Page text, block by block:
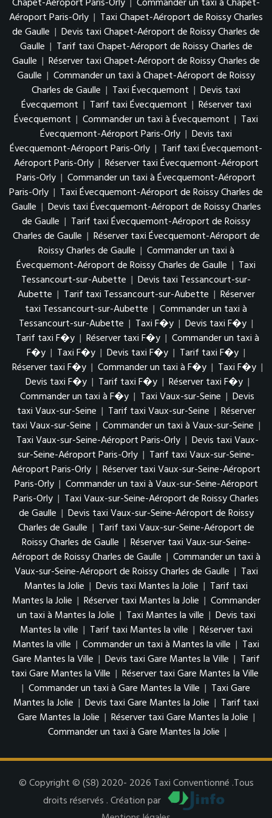
Aéroport Paris-Orly | Taxi Chapet-Aéroport de Roissy Charles
de Gaulle | Devis taxi Chapet-Aéroport de Roissy Charles de
Gaulle | Tarif taxi Chapet-Aéroport de Roissy Charles de
Gaulle | Réserver taxi Chapet-Aéroport de Roissy Charles de
Gaulle | Commander un taxi à Chapet-Aéroport de Roissy
Charles de Gaulle | Taxi Évecquemont | Devis taxi
Évecquemont | Tarif taxi Évecquemont | Réserver taxi
Évecquemont | Commander un taxi à Évecquemont | Taxi
Évecquemont-Aéroport Paris-Orly | Devis taxi
Évecquemont-Aéroport Paris-Orly | Tarif taxi Évecquemont-
Aéroport Paris-Orly | Réserver taxi Évecquemont-Aéroport
Paris-Orly | Commander un taxi à Évecquemont-Aéroport
Paris-Orly | Taxi Évecquemont-Aéroport de Roissy Charles de
Gaulle | Devis taxi Évecquemont-Aéroport de Roissy Charles
de Gaulle | Tarif taxi Évecquemont-Aéroport de Roissy
Charles de Gaulle | Réserver taxi Évecquemont-Aéroport de
Roissy Charles de Gaulle | Commander un taxi à
Évecquemont-Aéroport de Roissy Charles de Gaulle | Taxi
Tessancourt-sur-Aubette | Devis taxi Tessancourt-sur-
Aubette | Tarif taxi Tessancourt-sur-Aubette | Réserver
taxi Tessancourt-sur-Aubette | Commander un taxi à
Tessancourt-sur-Aubette | Taxi F�y | Devis taxi F�y |
Tarif taxi F�y | Réserver taxi F�y | Commander un taxi à
F�y | Taxi F�y | Devis taxi F�y | Tarif taxi F�y |
Réserver taxi F�y | Commander un taxi à F�y | Taxi F�y |
Devis taxi F�y | Tarif taxi F�y | Réserver taxi F�y |
Commander un taxi à F�y | Taxi Vaux-sur-Seine | Devis
taxi Vaux-sur-Seine | Tarif taxi Vaux-sur-Seine | Réserver
taxi Vaux-sur-Seine | Commander un taxi à Vaux-sur-Seine |
Taxi Vaux-sur-Seine-Aéroport Paris-Orly | Devis taxi Vaux-
sur-Seine-Aéroport Paris-Orly | Tarif taxi Vaux-sur-Seine-
Aéroport Paris-Orly | Réserver taxi Vaux-sur-Seine-Aéroport
Paris-Orly | Commander un taxi à Vaux-sur-Seine-Aéroport
Paris-Orly | Taxi Vaux-sur-Seine-Aéroport de Roissy Charles
de Gaulle | Devis taxi Vaux-sur-Seine-Aéroport de Roissy
Charles de Gaulle | Tarif taxi Vaux-sur-Seine-Aéroport de
Roissy Charles de Gaulle | Réserver taxi Vaux-sur-Seine-
Aéroport de Roissy Charles de Gaulle | Commander un taxi à
Vaux-sur-Seine-Aéroport de Roissy Charles de Gaulle | Taxi
Mantes la Jolie | Devis taxi Mantes la Jolie | Tarif taxi
Mantes la Jolie | Réserver taxi Mantes la Jolie | Commander
un taxi à Mantes la Jolie | Taxi Mantes la ville | Devis taxi
Mantes la ville | Tarif taxi Mantes la ville | Réserver taxi
Mantes la ville | Commander un taxi à Mantes la ville | Taxi
Gare Mantes la Ville | Devis taxi Gare Mantes la Ville | Tarif
taxi Gare Mantes la Ville | Réserver taxi Gare Mantes la Ville
| Commander un taxi à Gare Mantes la Ville | Taxi Gare
Mantes la Jolie | Devis taxi Gare Mantes la Jolie | Tarif taxi
Gare Mantes la Jolie | Réserver taxi Gare Mantes la Jolie |
Commander un taxi à Gare Mantes la Jolie |
© Copyright © (S8) 2020- 2026 Taxi Conventionné .Tous
droits réservés . Création par